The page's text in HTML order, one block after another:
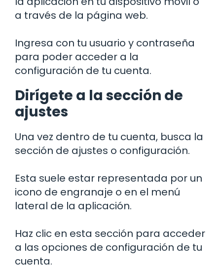
a través de la página web.
Ingresa con tu usuario y contraseña
para poder acceder a la
configuración de tu cuenta.
Dirígete a la sección de
ajustes
Una vez dentro de tu cuenta, busca la
sección de ajustes o configuración.
Esta suele estar representada por un
icono de engranaje o en el menú
lateral de la aplicación.
Haz clic en esta sección para acceder
a las opciones de configuración de tu
cuenta.